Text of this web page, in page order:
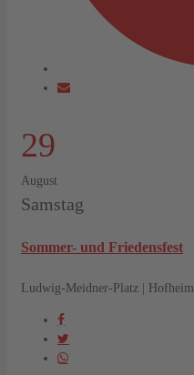
29
August
Samstag
Sommer- und Friedensfest
Ludwig-Meidner-Platz | Hofheim